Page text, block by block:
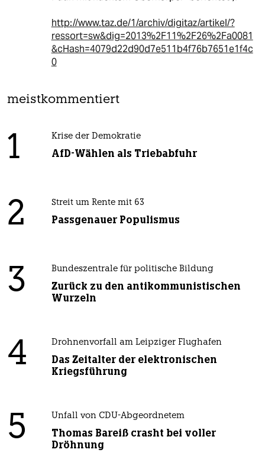
http://www.taz.de/1/archiv/digitaz/artikel/?
ressort=sw&dig=2013%2F11%2F26%2Fa0081
&cHash=4079d22d90d7e511b4f76b7651e1f4c
0
meistkommentiert
1 Krise der Demokratie
AfD-Wählen als Triebabfuhr
2 Streit um Rente mit 63
Passgenauer Populismus
3 Bundeszentrale für politische Bildung
Zurück zu den antikommunistischen
Wurzeln
4 Drohnenvorfall am Leipziger Flughafen
Das Zeitalter der elektronischen
Kriegsführung
5 Unfall von CDU-Abgeordnetem
Thomas Bareiß crasht bei voller
Dröhnung